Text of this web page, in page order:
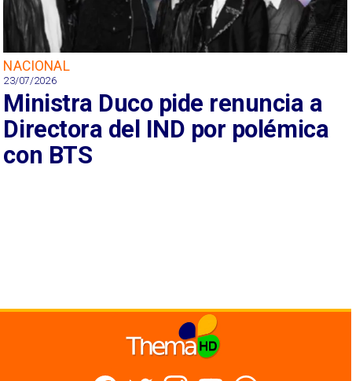
NACIONAL
23/07/2026
Ministra Duco pide renuncia a
Directora del IND por polémica
con BTS